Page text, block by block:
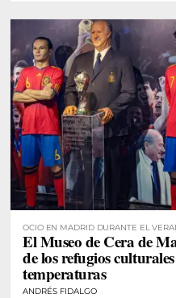
OCIO EN MADRID DURANTE EL
El Museo de Cera de
de los refugios
temperaturas
ANDRÉS FIDALGO